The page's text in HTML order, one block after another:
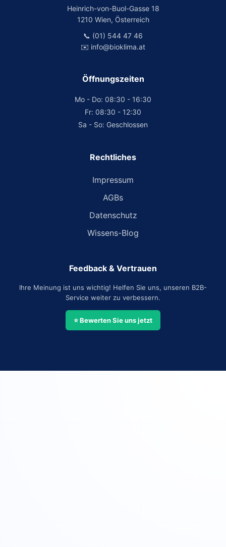
Heinrich-von-Buol-Gasse 18
1210 Wien, Österreich
📞 (01) 544 47 46
✉️ info@bioklima.at
Öffnungszeiten
Mo - Do: 08:30 - 16:30
Fr: 08:30 - 12:30
Sa - So: Geschlossen
Rechtliches
Impressum
AGBs
Datenschutz
Wissens-Blog
Feedback & Vertrauen
Ihre Meinung ist uns wichtig! Helfen Sie uns, unseren B2B-
Service weiter zu verbessern.
⭐ Bewerten Sie uns jetzt